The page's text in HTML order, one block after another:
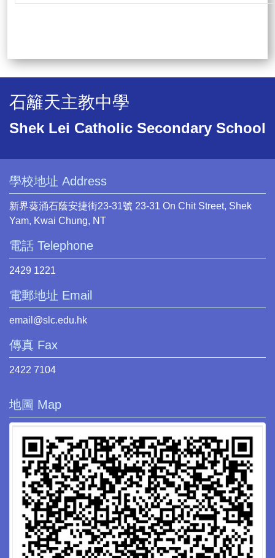
石籬天主教中學
Shek Lei Catholic Secondary School
學校地址 Address
新界葵涌石蔭安捷街23-31號 23-31 On Chit Street, Shek
Yam, Kwai Chung, NT
電話 Telephone
2429 1221
電郵地址 Email
email@slc.edu.hk
傳真 Fax
2422 7104
地圖 Map